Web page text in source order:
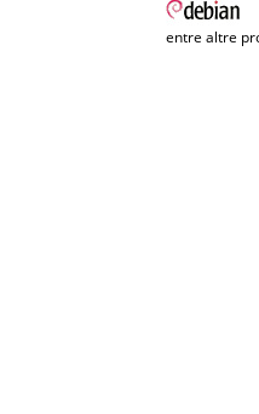
entre altre